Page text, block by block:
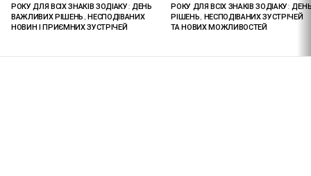
РОКУ ДЛЯ ВСІХ ЗНАКІВ ЗОДІАКУ: ДЕНЬ
ВАЖЛИВИХ РІШЕНЬ, НЕСПОДІВАНИХ
НОВИН І ПРИЄМНИХ ЗУСТРІЧЕЙ
РОКУ ДЛЯ ВСІХ ЗНАКІВ ЗОДІАКУ:
РІШЕНЬ, НЕСПОДІВАНИХ ЗУСТРІЧЕЙ
ТА НОВИХ МОЖЛИВОСТЕЙ